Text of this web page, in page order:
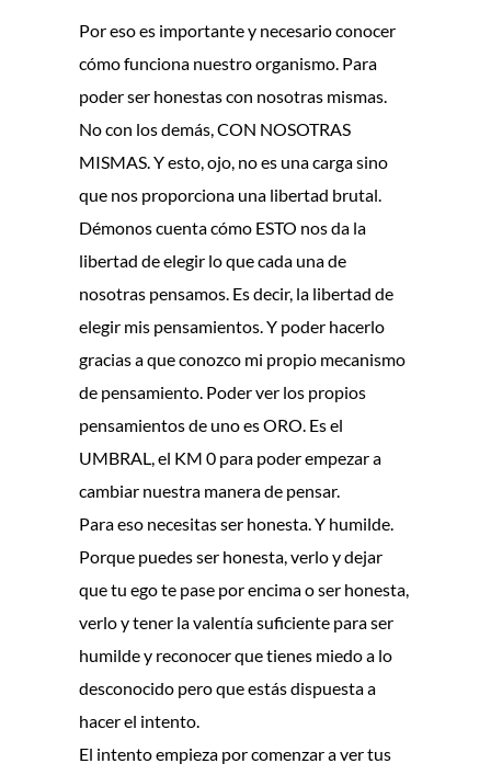
Por eso es importante y necesario conocer
cómo funciona nuestro organismo. Para
poder ser honestas con nosotras mismas.
No con los demás, CON NOSOTRAS
MISMAS. Y esto, ojo, no es una carga sino
que nos proporciona una libertad brutal.
Démonos cuenta cómo ESTO nos da la
libertad de elegir lo que cada una de
nosotras pensamos. Es decir, la libertad de
elegir mis pensamientos. Y poder hacerlo
gracias a que conozco mi propio mecanismo
de pensamiento. Poder ver los propios
pensamientos de uno es ORO. Es el
UMBRAL, el KM 0 para poder empezar a
cambiar nuestra manera de pensar.
Para eso necesitas ser honesta. Y humilde.
Porque puedes ser honesta, verlo y dejar
que tu ego te pase por encima o ser honesta,
verlo y tener la valentía suficiente para ser
humilde y reconocer que tienes miedo a lo
desconocido pero que estás dispuesta a
hacer el intento.
El intento empieza por comenzar a ver tus